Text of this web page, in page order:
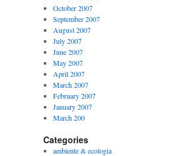
October 2007
September 2007
August 2007
July 2007
June 2007
May 2007
April 2007
March 2007
February 2007
January 2007
March 200
Categories
ambiente & ecologia